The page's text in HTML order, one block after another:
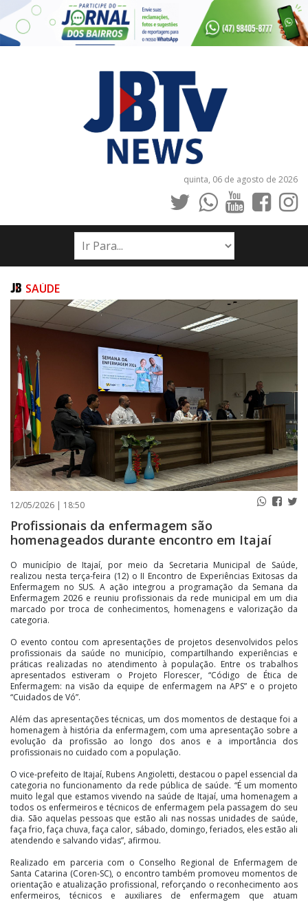
quinta, 06 de agosto de 2026
INÍCIO
NOTÍCIAS
PUBLICAÇÕES LEGAIS
CONTATO
SAÚDE
12/05/2026 | 18:50
Profissionais da enfermagem são
homenageados durante encontro em Itajaí
O município de Itajaí, por meio da Secretaria Municipal de Saúde,
realizou nesta terça-feira (12) o II Encontro de Experiências Exitosas da
Enfermagem no SUS. A ação integrou a programação da Semana da
Enfermagem 2026 e reuniu profissionais da rede municipal em um dia
marcado por troca de conhecimentos, homenagens e valorização da
categoria.
O evento contou com apresentações de projetos desenvolvidos pelos
profissionais da saúde no município, compartilhando experiências e
práticas realizadas no atendimento à população. Entre os trabalhos
apresentados estiveram o Projeto Florescer, “Código de Ética de
Enfermagem: na visão da equipe de enfermagem na APS” e o projeto
“Cuidados de Vó”.
Além das apresentações técnicas, um dos momentos de destaque foi a
homenagem à história da enfermagem, com uma apresentação sobre a
evolução da profissão ao longo dos anos e a importância dos
profissionais no cuidado com a população.
O vice-prefeito de Itajaí, Rubens Angioletti, destacou o papel essencial da
categoria no funcionamento da rede pública de saúde. “É um momento
muito legal que estamos vivendo na saúde de Itajaí, uma homenagem a
todos os enfermeiros e técnicos de enfermagem pela passagem do seu
dia. São aquelas pessoas que estão ali nas nossas unidades de saúde,
faça frio, faça chuva, faça calor, sábado, domingo, feriados, eles estão ali
atendendo e salvando vidas”, afirmou.
Realizado em parceria com o Conselho Regional de Enfermagem de
Santa Catarina (Coren-SC), o encontro também promoveu momentos de
orientação e atualização profissional, reforçando o reconhecimento aos
enfermeiros, técnicos e auxiliares de enfermagem que atuam